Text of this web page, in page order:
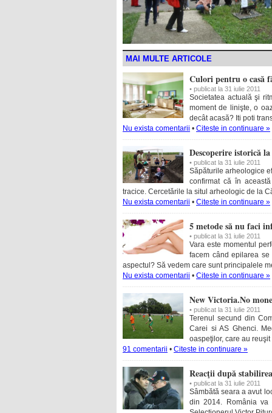
MAI MULTE ARTICOLE
Culori pentru o casă
• publicat la 31 iulie 2011
Societatea actuală şi
moment de linişte, o
decât acasă? Iti poti
Nu exista comentarii • Citeste in continuare »
Descoperire istorică
• publicat la 31 iulie 2011
Săpăturile arheologice
confirmat că în
tracice. Cercetările la situl arheologic de la
Nu exista comentarii • Citeste in continuare »
5 metode să nu faci
• publicat la 31 iulie 2011
Vara este momentul
facem când epilarea
aspectul? Să vedem care sunt principalele
Nu exista comentarii • Citeste in continuare »
New Victoria.No
• publicat la 31 iulie 2011
Terenul secund din
Carei si AS Ghenci.
oaspeţilor, care au
91 comentarii • Citeste in continuare »
Reacţii după
• publicat la 31 iulie 2011
Sâmbătă seara a avut
din 2014. România va